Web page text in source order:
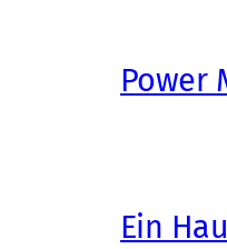
Power
Ein